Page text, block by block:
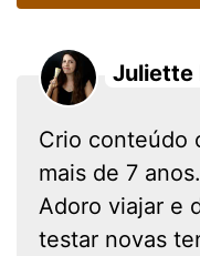
Juliette
Crio conteúdo
mais de 7 anos.
Adoro viajar e
testar novas